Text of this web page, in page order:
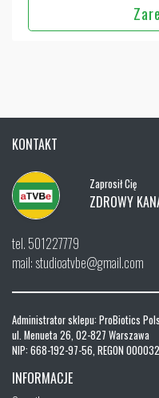
KONTAKT
Zaprosił Cię
ZDROWY
tel. 501227779
mail: studioatvbe@gmail.com
Administrator sklepu: ProBiotics
ul. Menueta 26, 02-827 Warszawa
NIP: 668-192-97-56, REGON
INFORMACJE